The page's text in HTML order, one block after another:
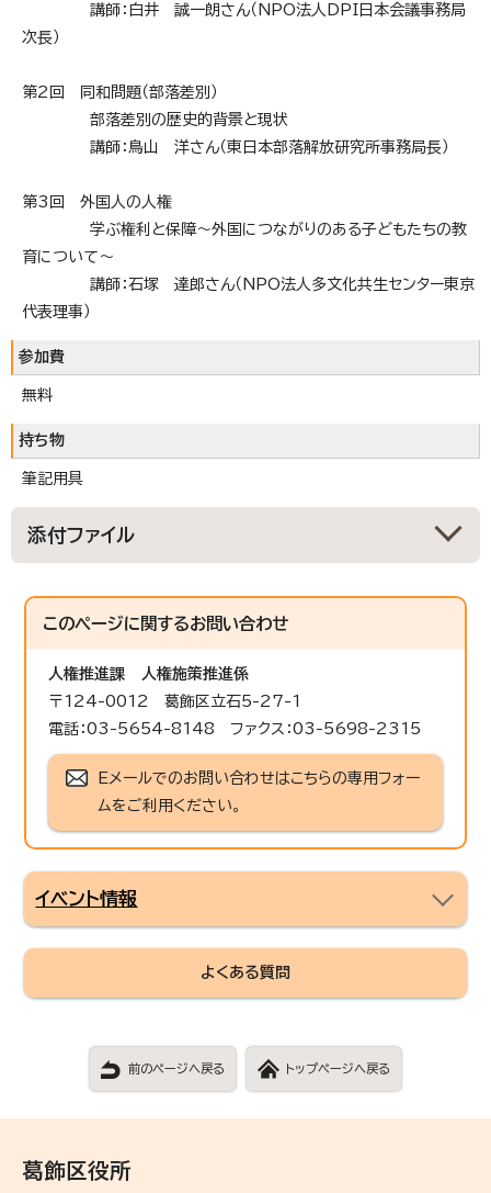
講師：白井 誠一朗さん（NPO法人DPI日本会議事務局
次長）
第2回 同和問題（部落差別）
部落差別の歴史的背景と現状
講師：鳥山 洋さん（東日本部落解放研究所事務局長）
第3回 外国人の人権
学ぶ権利と保障～外国につながりのある子どもたちの教
育について～
講師：石塚 達郎さん（NPO法人多文化共生センター東京
代表理事）
参加費
無料
持ち物
筆記用具
添付ファイル
このページに関するお問い合わせ
人権推進課
人権施策推進係
〒124-0012 葛飾区立石5-27-1
電話：03-5654-8148 ファクス：03-5698-2315
Eメールでのお問い合わせはこちらの専用フォー
ムをご利用ください。
イベント情報
よくある質問
前のページへ戻る トップページへ戻る
葛飾区役所